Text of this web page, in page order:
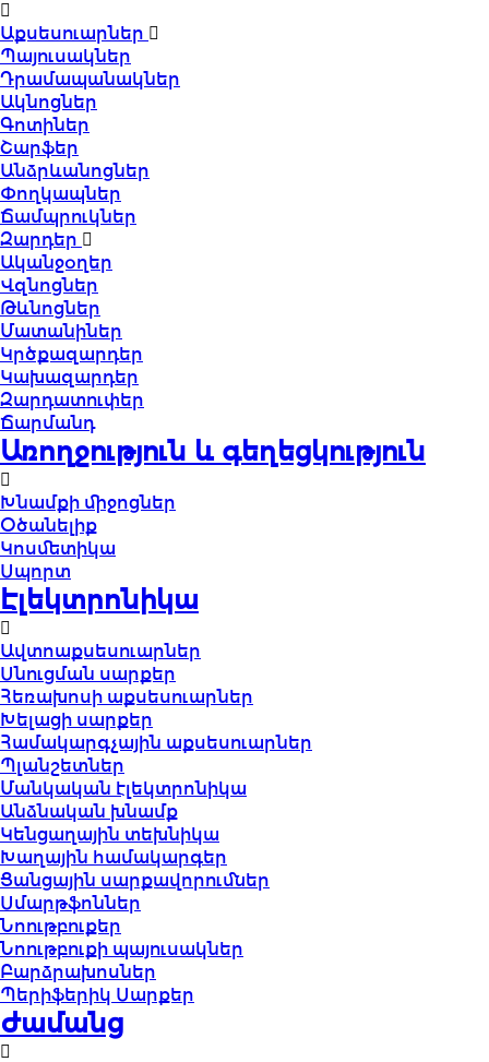
Աքսեսուարներ
Պայուսակներ
Դրամապանակներ
Ակնոցներ
Գոտիներ
Շարֆեր
Անձրևանոցներ
Փողկապներ
Ճամպրուկներ
Զարդեր
Ականջօղեր
Վզնոցներ
Թևնոցներ
Մատանիներ
Կրծքազարդեր
Կախազարդեր
Զարդատուփեր
Ճարմանդ
Առողջություն և գեղեցկություն
Խնամքի միջոցներ
Օծանելիք
Կոսմետիկա
Սպորտ
Էլեկտրոնիկա
Ավտոաքսեսուարներ
Սնուցման սարքեր
Հեռախոսի աքսեսուարներ
Խելացի սարքեր
Համակարգչային աքսեսուարներ
Պլանշետներ
Մանկական էլեկտրոնիկա
Անձնական խնամք
Կենցաղային տեխնիկա
Խաղային համակարգեր
Ցանցային սարքավորումներ
Սմարթֆոններ
Նոութբուքեր
Նոութբուքի պայուսակներ
Բարձրախոսներ
Պերիֆերիկ Սարքեր
Ժամանց